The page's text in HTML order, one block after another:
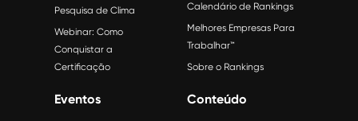
Pesquisa de Clima
Webinar: Como
Conquistar a
Certificação
Calendário de Rankings
Melhores Empresas Para
Trabalhar™
Sobre o Rankings
Eventos Conteúdo